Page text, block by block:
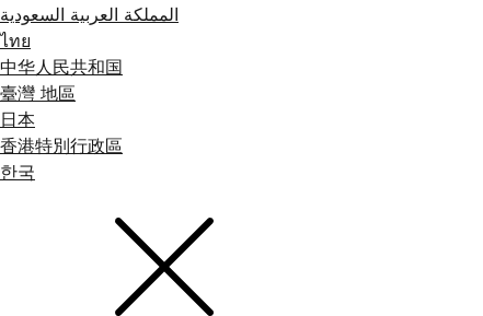
المملكة العربية السعودية
ไทย
中华人民共和国
臺灣 地區
日本
香港特別行政區
한국